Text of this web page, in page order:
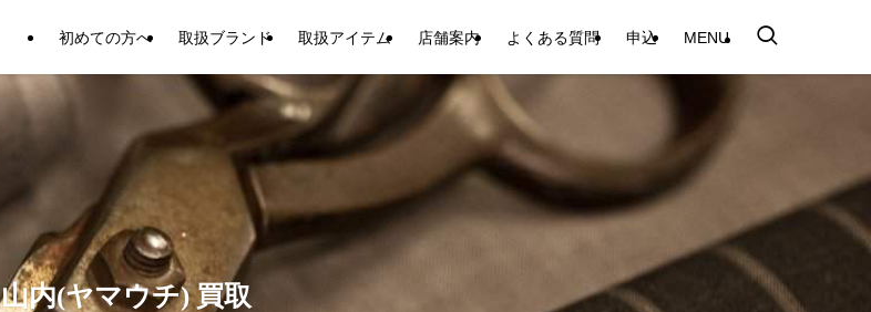
初めての方へ 取扱ブランド 取扱アイテム 店舗案内 よくある質問 申込 MENU
山内(ヤマウチ) 買取